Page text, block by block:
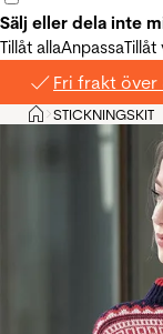
Sälj eller dela inte
Tillåt allaAnpassaTillåt
Fri frakt över
Hem
>STICKNINGSKIT